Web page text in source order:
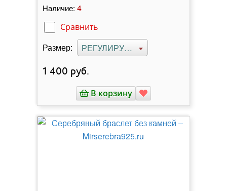
Наличие: 4
Сравнить
Размер: РЕГУЛИРУЕМЫЙ
1 400 руб.
В корзину